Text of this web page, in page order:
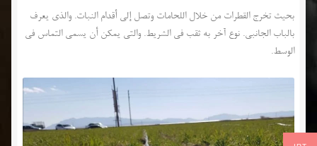
بحيث تخرج القطرات من خلال اللحامات وتصل إلى أقدام النبات. والذي يعرف
بالباب الجانبي. نوع آخر به ثقب في الشريط. والتي يمكن أن يسمى التماس في
الوسط.